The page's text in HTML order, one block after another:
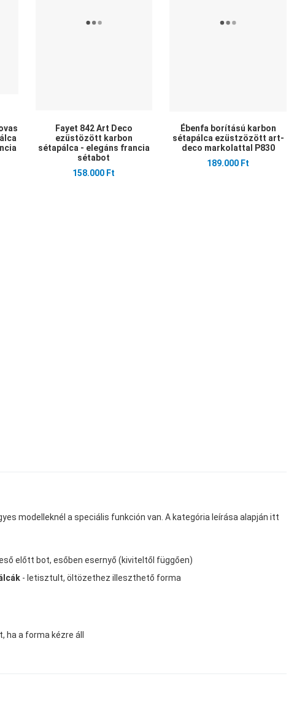
Fayet 842 Art Deco
ezüstözött karbon
sétapálca - elegáns francia
sétabot
158.000 Ft
Ébenfa borítású karbon
sétapálca ezüstzözött art-
deco markolattal P830
189.000 Ft
modelleknél a speciális funkción van. A kategória leírása alapján itt
előtt bot, esőben esernyő (kiviteltől függően)
- letisztult, öltözethez illeszthető forma
ha a forma kézre áll